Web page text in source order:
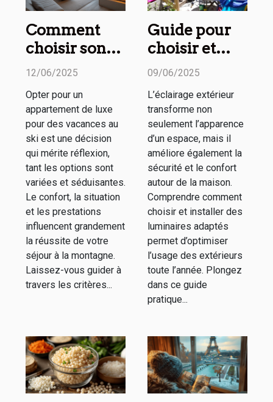
Comment
choisir son
appartement
des vacances
au ski
12/06/2025
Opter pour un
appartement de luxe
pour des vacances au
ski est une décision
qui mérite réflexion,
tant les options sont
variées et séduisantes.
Le confort, la situation
et les prestations
influencent grandement
la réussite de votre
séjour à la montagne.
Laissez-vous guider à
travers les critères...
Guide pour
choisir et
installer un
extérieur
efficace
09/06/2025
L’éclairage extérieur
transforme non
seulement l’apparence
d’un espace, mais il
améliore également la
sécurité et le confort
autour de la maison.
Comprendre comment
choisir et installer des
luminaires adaptés
permet d’optimiser
l’usage des extérieurs
toute l’année. Plongez
dans ce guide
pratique...